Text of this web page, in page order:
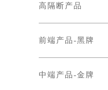
高隔断产品
前端产品-黑牌
中端产品-金牌